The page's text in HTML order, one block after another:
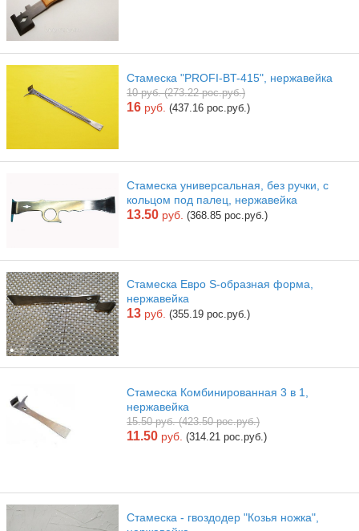
Стамеска "PROFI-BT-415", нержавейка
10 руб. (273.22 рос.руб.)
16 руб. (437.16 рос.руб.)
Стамеска универсальная, без ручки, с
кольцом под палец, нержавейка
13.50 руб. (368.85 рос.руб.)
Стамеска Евро S-образная форма,
нержавейка
13 руб. (355.19 рос.руб.)
Стамеска Комбинированная 3 в 1,
нержавейка
15.50 руб. (423.50 рос.руб.)
11.50 руб. (314.21 рос.руб.)
Стамеска - гвоздодер "Козья ножка",